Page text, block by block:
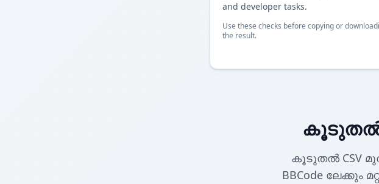
and developer tasks.
Use these checks before copying or
the result.
കൂടുതൽ
കൂടുതൽ CSV
BBCode ലേക്കും